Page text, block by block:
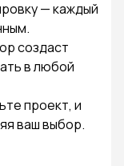
— каждый
создаст
в любой
проект, и
ваш выбор.